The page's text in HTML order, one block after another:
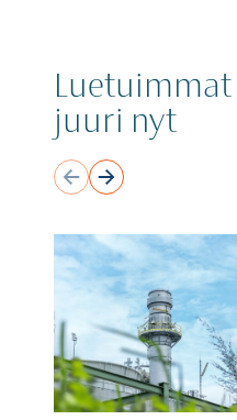
juuri nyt